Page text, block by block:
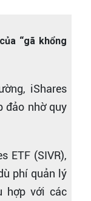
“gã khổng
iShares
đảo nhờ quy
ETF (SIVR),
phí quản lý
hợp với các